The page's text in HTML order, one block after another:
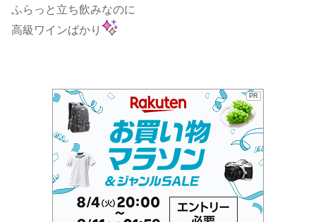
ふらっと立ち飲みなのに
高級ワインばかり
PR